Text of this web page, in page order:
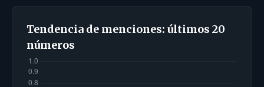
Tendencia de menciones: últimos 20
números